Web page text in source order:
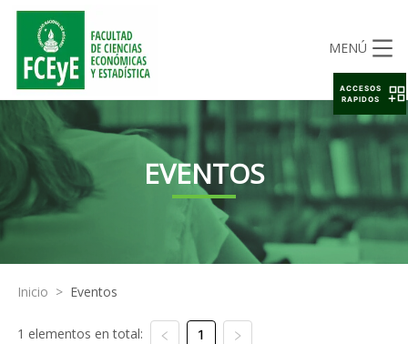
MENÚ
EVENTOS
Inicio > Eventos
1 elementos en total: 1
ACCESOS
RAPIDOS